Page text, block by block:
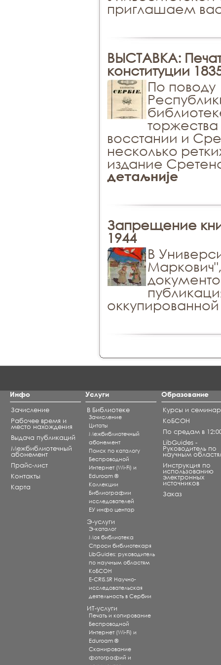
приглашаем
ВЫСТАВКА:
конституции
По поводу
восстании и
несколько
издание
детаљније
Запрещение
1944
В
Инфо
Зачисление
Рабочее время и
место нахождения
Выдача публикаций
Межбиблиотечный
абонемент
Прайс-лист
Контакты
Карта
Услуги
В Библиотеке
Зачисление
Цитаты
Межбиблиотечный
абонемент
Поиск по каталогу
Беспроводной
Интернет (Wi-Fi) и
Eduroam ®
Коллекции
Библиографии
исследователей
ЕУ инфо центар
Э-услуги
Э-каталог
Моя библиотека
Спроси библиотекаря
LibGuides: руководитель
по научным областям
КоБСОН
E-CRIS.SR Научно-
исследовательская
деятельность в Сербии
ИТ-услуги
Печать и копирование
Беспроводной
Интернет (Wi-Fi) и
Eduroam ®
Сканирование
фотографий и
Образование
Курсы и
КоБСОН
По средам в
LibGuides -
Руководитель по
научным
Инструкция по
использованию
электронных
источников
Заказ